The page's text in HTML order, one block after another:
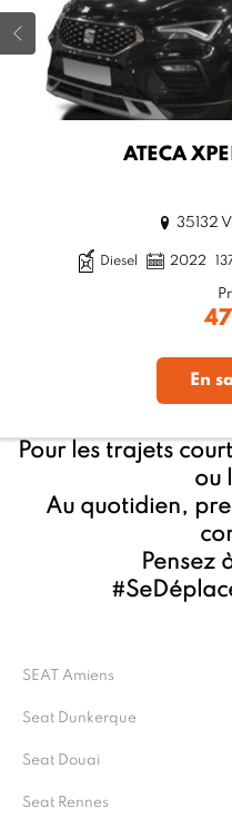
ATECA
35132
Diesel 2022
En
Pour les trajets
ou
Au quotidien,
Pensez
SEAT Amiens
Seat Dunkerque
Seat Douai
Seat Rennes